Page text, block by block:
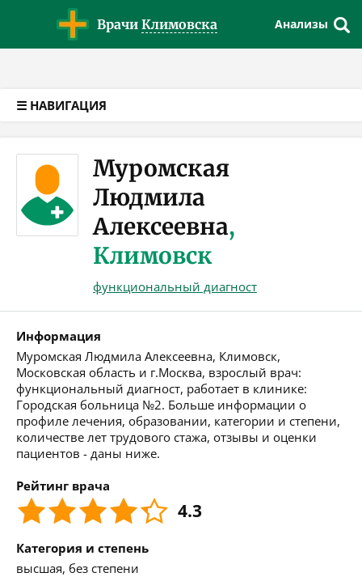
Врачи Климовска Анализы
☰ НАВИГАЦИЯ
Муромская
Людмила
Алексеевна,
Климовск
функциональный диагност
Информация
Муромская Людмила Алексеевна, Климовск,
Московская область и г.Москва, взрослый врач:
функциональный диагност, работает в клинике:
Городская больница №2. Больше информации о
профиле лечения, образовании, категории и степени,
количестве лет трудового стажа, отзывы и оценки
пациентов - даны ниже.
Рейтинг врача
4.3
Категория и степень
высшая, без степени